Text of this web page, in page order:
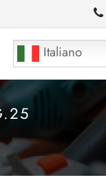
Italiano